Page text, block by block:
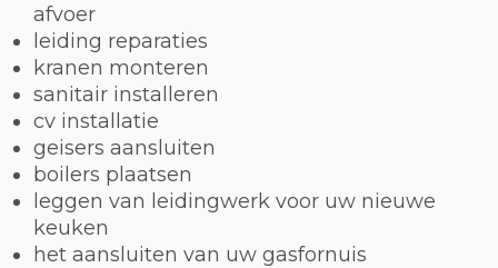
afvoer
leiding reparaties
kranen monteren
sanitair installeren
cv installatie
geisers aansluiten
boilers plaatsen
leggen van leidingwerk voor uw nieuwe
keuken
het aansluiten van uw gasfornuis